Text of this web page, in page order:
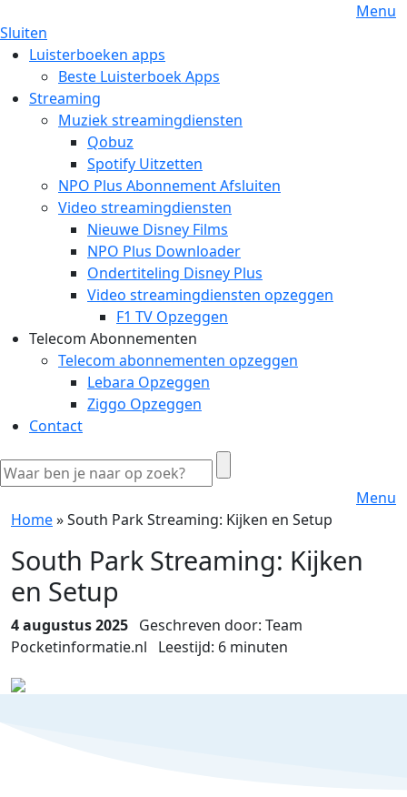
Menu
Sluiten
Luisterboeken apps
Beste Luisterboek Apps
Streaming
Muziek streamingdiensten
Qobuz
Spotify Uitzetten
NPO Plus Abonnement Afsluiten
Video streamingdiensten
Nieuwe Disney Films
NPO Plus Downloader
Ondertiteling Disney Plus
Video streamingdiensten opzeggen
F1 TV Opzeggen
Telecom Abonnementen
Telecom abonnementen opzeggen
Lebara Opzeggen
Ziggo Opzeggen
Contact
Menu
Home»South Park Streaming: Kijken en Setup
South Park Streaming: Kijken
en Setup
4 augustus 2025 Geschreven door: Team
Pocketinformatie.nl Leestijd: 6 minuten